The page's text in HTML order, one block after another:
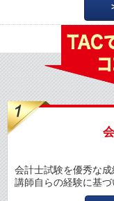
会計士試験を優秀な
講師自らの経験に基